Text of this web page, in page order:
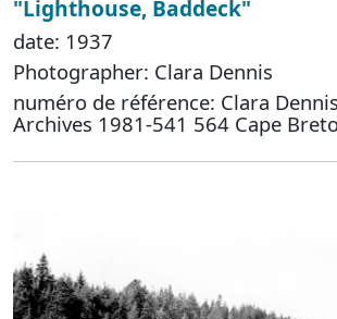
"Lighthouse, Baddeck"
date: 1937
Photographer: Clara Dennis
numéro de référence: Clara
Archives 1981-541 564 Cape